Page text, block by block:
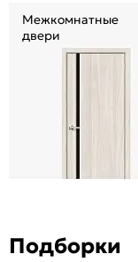
Межкомнатные
двери
Подборки